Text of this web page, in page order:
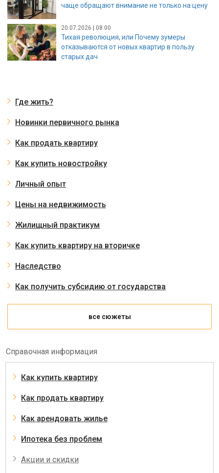
чаще обращают внимание не только на цену
20.07.2026 | 08:00
Тихая революция, или Почему зумеры
отказываются от новых квартир в пользу
старых дач
Где жить?
Новинки первичного рынка
Как продать квартиру
Как купить новостройку
Личный опыт
Цены на недвижимость
Жилищный практикум
Как купить квартиру на вторичке
Наследство
Как получить субсидию от государства
все сюжеты
Справочная информация
Как купить квартиру
Как продать квартиру
Как арендовать жилье
Ипотека без проблем
Акции и скидки